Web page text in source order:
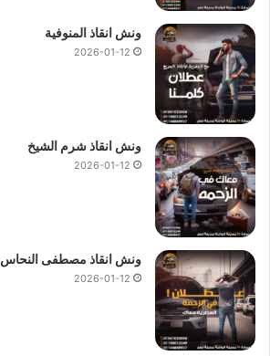
ونش انقاذ المنوفية
2026-01-12
ونش انقاذ شرم الشيخ
2026-01-12
ونش انقاذ مصطفى النحاس
2026-01-12